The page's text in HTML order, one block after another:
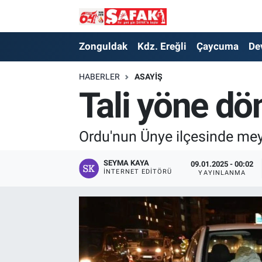
Zonguldak Kdz. Ereğli Çaycuma
HABERLER ASAYIŞ
Tali yöne
Ordu'nun Ünye ilçesinde
SEYMA KAYA
İNTERNET EDITÖRÜ
09.01.2025 - 00:02
YAYINLANMA
Zonguldak
Kdz. Ereğli
Resmi İlan
Zonguldak Nöbetçi Eczaneler
Zonguldak Hava Durumu
Zonguldak Namaz Vakitleri
Zonguldak Trafik Yoğunluk Haritası
Süper Lig Puan Durumu ve Fikstür
Tüm Manşetler
Son Dakika Haberleri
Haber Arşivi